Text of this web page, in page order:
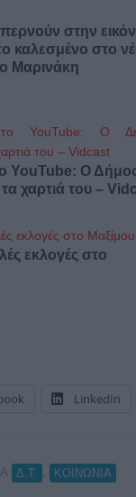
στην
καλεσμένο στο
Μαρινάκη
YouTube: Ο
τα χαρτιά του –
εκλογές στο
LinkedIn
Δ.Τ. ΚΟΙΝΩΝΙΑ